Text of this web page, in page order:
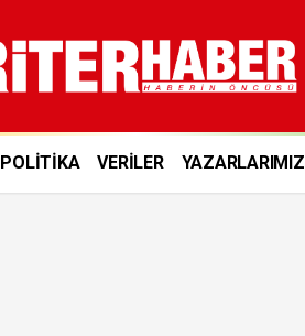
POLİTİKA VERİLER YAZARLARIMIZ